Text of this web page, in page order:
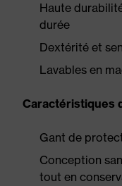
Haute
durée
Dextérité et
Lavables en
Caractéristiques
Gant de
Conception
tout en